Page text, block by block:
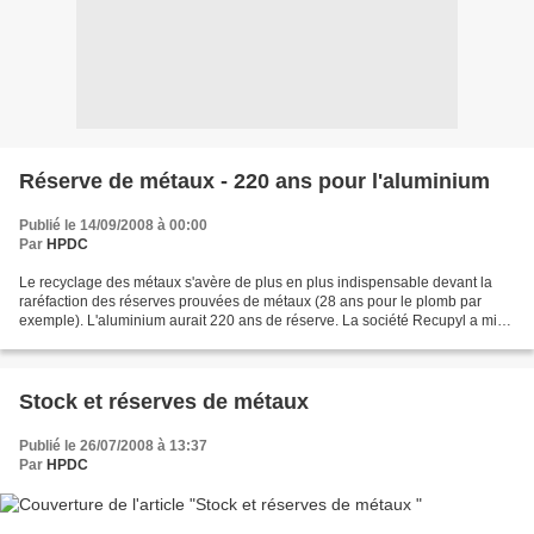
Réserve de métaux - 220 ans pour l'aluminium
Publié le 14/09/2008 à 00:00
Par HPDC
Le recyclage des métaux s'avère de plus en plus indispensable devant la
raréfaction des réserves prouvées de métaux (28 ans pour le plomb par
exemple). L'aluminium aurait 220 ans de réserve. La société Recupyl a mis
Stock et réserves de métaux
Publié le 26/07/2008 à 13:37
Par HPDC